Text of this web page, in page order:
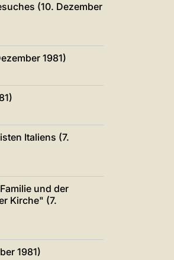
(10. Dezember
1981)
Italiens (7.
und der
Kirche" (7.
1981)